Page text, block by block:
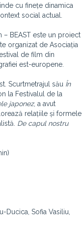
cu finețe dinamica
social actual.
– BEAST este un proiect
organizat de Asociația
de film din
est-europene.
Scurtmetrajul său În
la Festivalul de la
japonez, a avut
relațiile și formele
De capul nostru
Ducica, Sofia Vasiliu,